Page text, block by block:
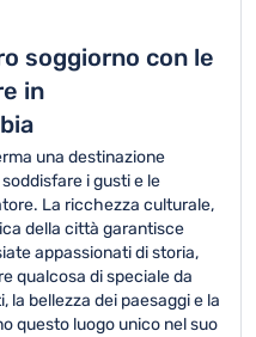
soggiorno con le
in
una destinazione
i gusti e le
La ricchezza culturale,
della città garantisce
appassionati di storia,
qualcosa di speciale da
bellezza dei paesaggi e la
questo luogo unico nel suo